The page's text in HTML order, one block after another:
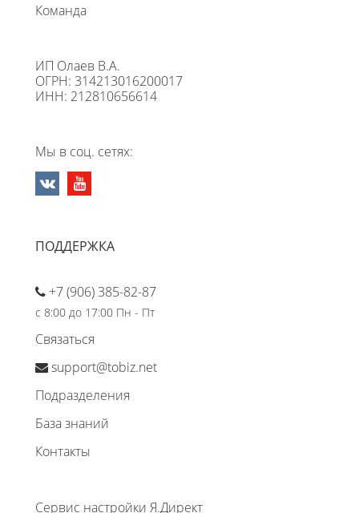
Команда
ИП Олаев В.А.
ОГРН: 314213016200017
ИНН: 212810656614
Мы в соц. сетях:
ПОДДЕРЖКА
+7 (906) 385-82-87
с 8:00 до 17:00 Пн - Пт
Связаться
support@tobiz.net
Подразделения
База знаний
Контакты
Сервис настройки Я.Директ